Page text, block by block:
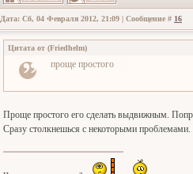
Дата: Сб, 04 Февраля 2012, 21:09 | Сообщение # 16
Цитата от (Friedhelm)
проще простого
Проще простого его сделать выдвижным.
Сразу столкнешься с некоторыми проблемами.